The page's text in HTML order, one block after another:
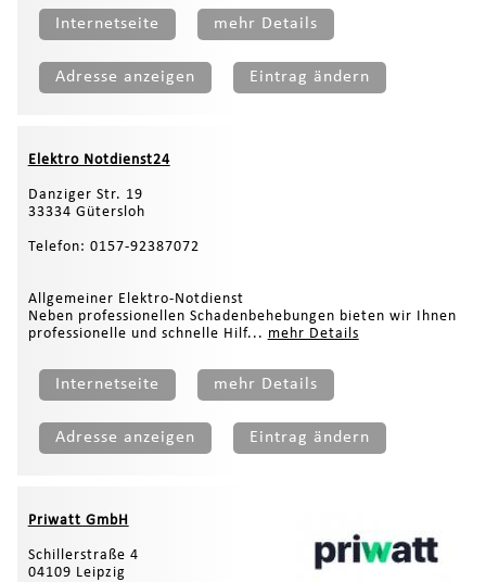
Internetseite mehr Details
Adresse anzeigen Eintrag ändern
Elektro Notdienst24
Danziger Str. 19
33334 Gütersloh
Telefon: 0157-92387072
Allgemeiner Elektro-Notdienst
Neben professionellen Schadenbehebungen bieten wir Ihnen
professionelle und schnelle Hilf... mehr Details
Internetseite mehr Details
Adresse anzeigen Eintrag ändern
Priwatt GmbH
Schillerstraße 4
04109 Leipzig